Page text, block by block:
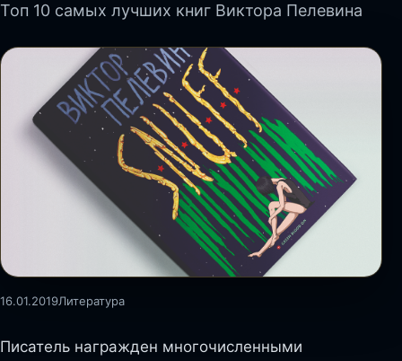
Топ 10 самых лучших книг Виктора Пелевина
16.01.2019Литература
Писатель награжден многочисленными